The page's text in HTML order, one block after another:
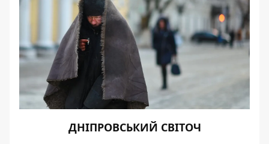
ДНІПРОВСЬКИЙ СВІТОЧ